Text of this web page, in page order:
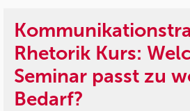
Rhetorik Kurs:
Seminar passt zu
Bedarf?